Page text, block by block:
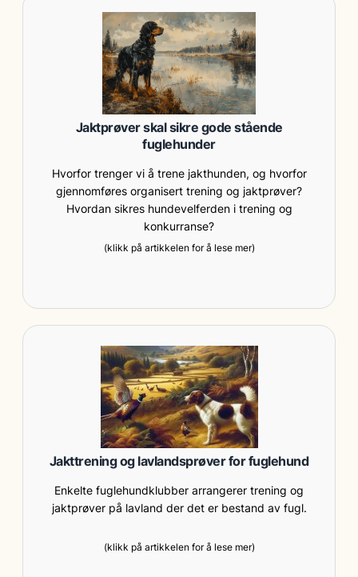
Jaktprøver skal sikre gode stående
fuglehunder
Hvorfor trenger vi å trene jakthunden, og hvorfor
gjennomføres organisert trening og jaktprøver?
Hvordan sikres hundevelferden i trening og
konkurranse?
(klikk på artikkelen for å lese mer)
Jakttrening og lavlandsprøver for fuglehund
Enkelte fuglehundklubber arrangerer trening og
jaktprøver på lavland der det er bestand av fugl.
(klikk på artikkelen for å lese mer)